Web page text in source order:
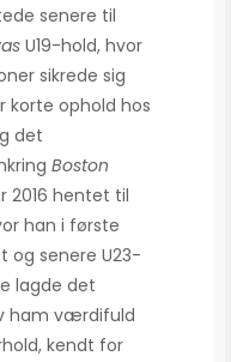
senere til
U19-hold, hvor
sikrede sig
korte ophold hos
det
Boston
2016 hentet til
han i første
og senere U23-
lagde det
ham værdifuld
kendt for